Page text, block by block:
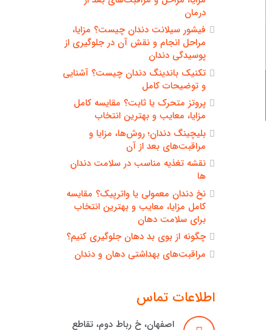
درمان
فیشور سیلانت دندان چیست؟ مزایا،
مراحل انجام و نقش آن در جلوگیری از
پوسیدگی دندان
تکنیک باندینگ دندان چیست؟ آشنایی
و توضیحات کامل
پروتز متحرک یا ثابت؟ مقایسه کامل
مزایا، معایب و بهترین انتخاب
بلیچینگ دندان؛ روش‌ها، مزایا و
مراقبت‌های بعد از آن
نقشه تغذیه مناسب در سلامت دندان
ها
نخ دندان معمولی یا واترپیک؟ مقایسه
کامل مزایا، معایب و بهترین انتخاب
برای سلامت دهان
چگونه از بوی بد دهان جلوگیری کنیم؟
مراقبت‌های بهداشتی دهان و دندان
اطلاعات تماس
اصفهان، خ رباط دوم، تقاطع